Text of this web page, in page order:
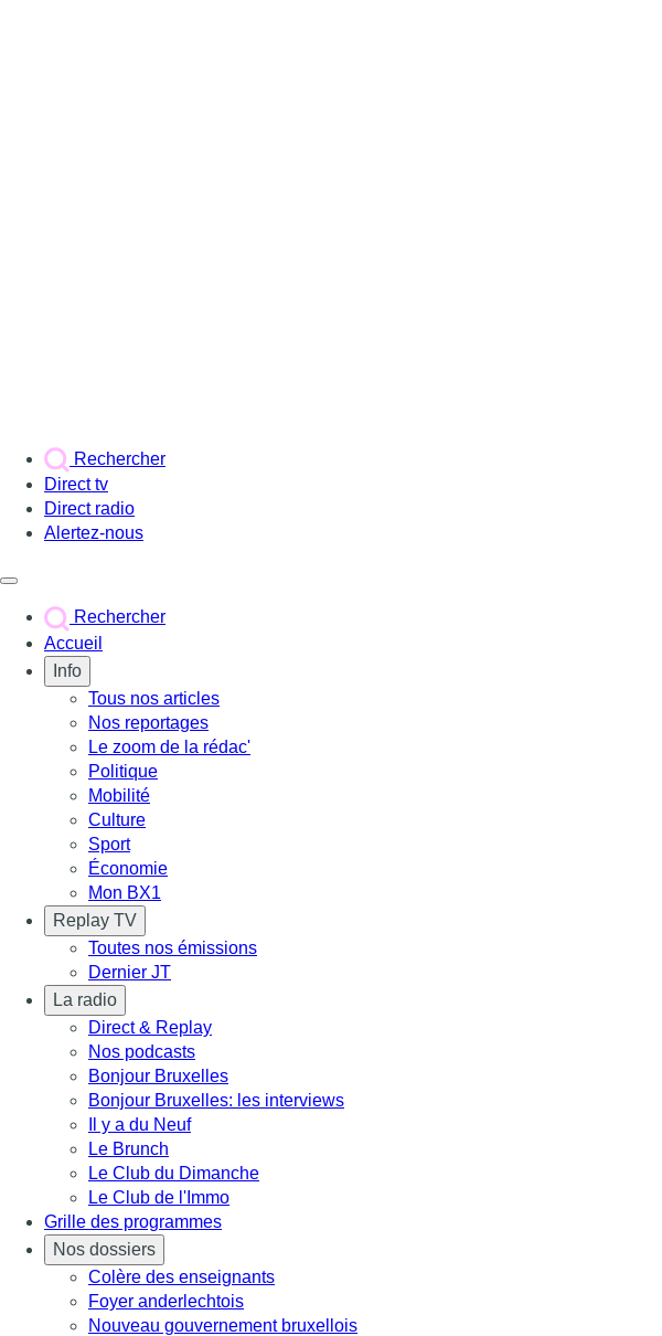
Rechercher
Direct tv
Direct radio
Alertez-nous
Rechercher
Accueil
Info
Tous nos articles
Nos reportages
Le zoom de la rédac'
Politique
Mobilité
Culture
Sport
Économie
Mon BX1
Replay TV
Toutes nos émissions
Dernier JT
La radio
Direct & Replay
Nos podcasts
Bonjour Bruxelles
Bonjour Bruxelles: les interviews
Il y a du Neuf
Le Brunch
Le Club du Dimanche
Le Club de l'Immo
Grille des programmes
Nos dossiers
Colère des enseignants
Foyer anderlechtois
Nouveau gouvernement bruxellois